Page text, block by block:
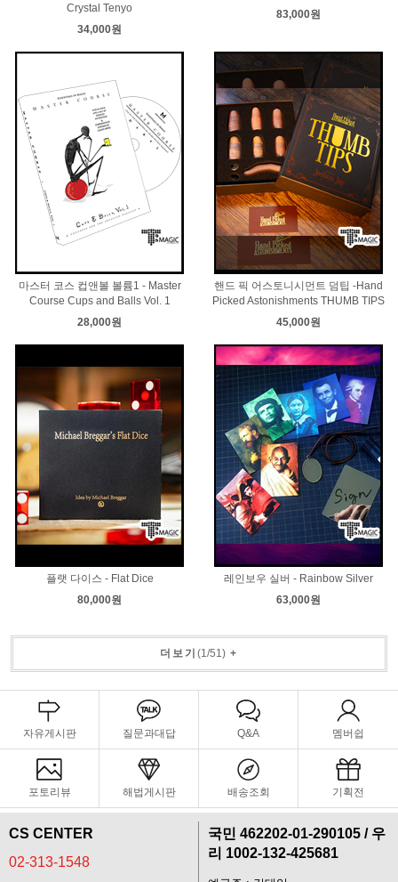
Crystal Tenyo
34,000원
83,000원
마스터 코스 컵앤볼 볼륨1 - Master
Course Cups and Balls Vol. 1
28,000원
핸드 픽 어스토니시먼트 덤팁 -Hand
Picked Astonishments THUMB TIPS
45,000원
플랫 다이스 - Flat Dice
80,000원
레인보우 실버 - Rainbow Silver
63,000원
더보기 (1/51) +
자유게시판 질문과대답 Q&A 멤버쉽
포토리뷰 해법게시판 배송조회 기획전
CS CENTER
02-313-1548
국민 462202-01-290105 / 우
리 1002-132-425681